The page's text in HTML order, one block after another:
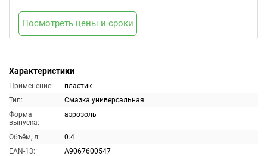
Характеристики
Применение:
пластик
Тип:
Смазка универсальная
Форма
выпуска:
аэрозоль
Объём, л:
0.4
EAN-13:
A9067600547
Посмотреть цены и сроки